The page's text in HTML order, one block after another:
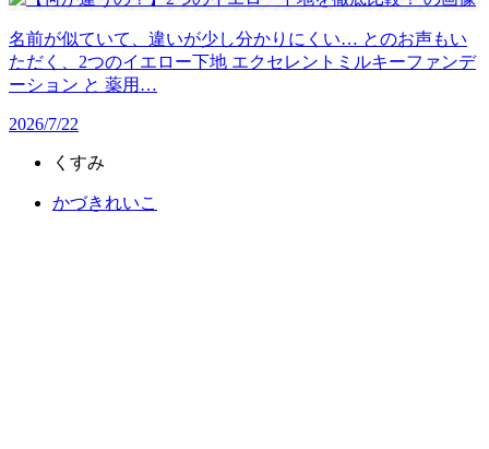
名前が似ていて、違いが少し分かりにくい… とのお声もい
ただく、2つのイエロー下地 エクセレントミルキーファンデ
ーション と 薬用…
2026/7/22
くすみ
かづきれいこ